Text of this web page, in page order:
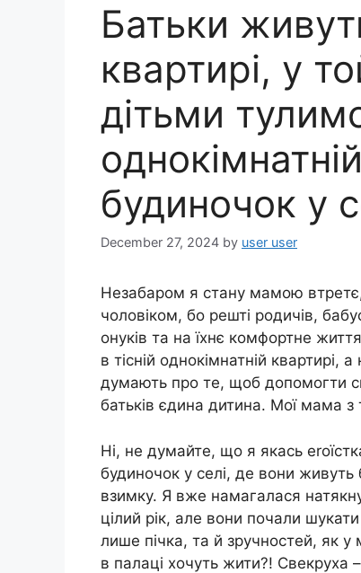
Батьки
квартирі, у
дітьми
будиночок у
December 27, 2024 by user user
Незабаром я стану мамою
чоловіком, бо решті родичів,
онуків та на їхнє комфортне
в тісній однокімнатній квартирі,
думають про те, щоб допомогти
батьків єдина дитина. Мої мама з
Ні, не думайте, що я якась
будиночок у селі, де вони
взимку. Я вже намагалася
цілий рік, але вони почали
лише пічка, та й зручностей, як у
в палаці хочуть жити?! Свекруха –